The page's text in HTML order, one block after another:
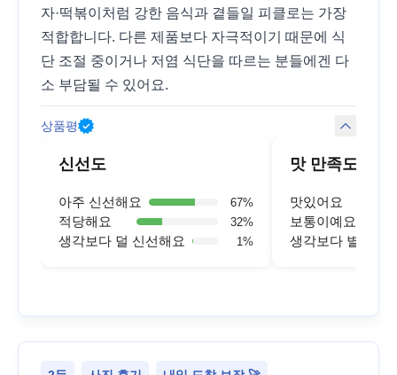
자·떡볶이처럼 강한 음식과 곁들일 피클로는 가장
적합합니다. 다른 제품보다 자극적이기 때문에 식
단 조절 중이거나 저염 식단을 따르는 분들에겐 다
소 부담될 수 있어요.
상품평
신선도
아주 신선해요 67%
적당해요 32%
생각보다 덜 신선해요 1%
맛 만족도
맛있어요
보통이예요
생각보다 별로예